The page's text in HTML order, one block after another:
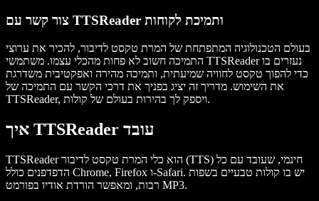
צור קשר עם TTSReader ותמיכת לקוחות
בעולם הטכנולוגיה המתפתחת של המרת טקסט לדיבור, להכיר את ערוצי
התמיכה חשוב לא פחות מהכלי עצמו. משתמשי TTSReader נעזרים בו
כדי להפוך טקסט לחוויה שמיעתית, ותמיכה מהירה ואפקטיבית משדרגת
את השימוש. מדריך זה יציג בפניך את דרכי הקשר עם התמיכה של
TTSReader, ויספק לך בהירות בעולם של קולות.
איך TTSReader עובד
TTSReader הוא כלי המרת טקסט לדיבור (TTS) חינמי, שעובד עם כל
הדפדפנים כולל Chrome, Firefox ו-Safari. יש בו קולות טבעיים בשפות
רבות, ומאפשר הורדת אודיו בפורמט MP3.